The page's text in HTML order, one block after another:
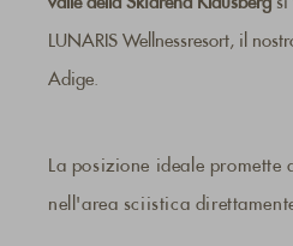
LUNARIS Wellnessresort, il
Adige.
La posizione ideale
nell'area sciistica direttamente